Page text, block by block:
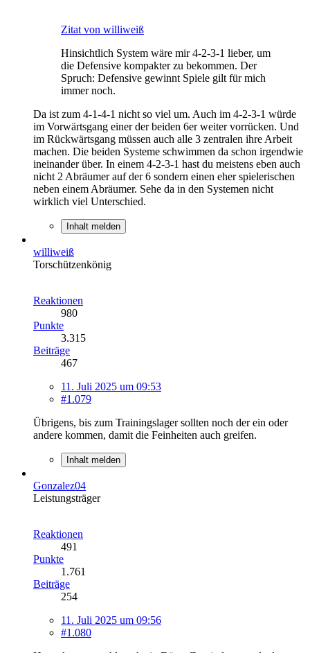
Zitat von williweiß
Hinsichtlich System wäre mir 4-2-3-1 lieber, um
die Defensive kompakter zu bekommen. Der
Spruch: Defensive gewinnt Spiele gilt für mich
immer noch.
Da ist zum 4-1-4-1 nicht so viel um. Auch im 4-2-3-1 würde
im Vorwärtsgang einer der beiden 6er weiter vorrücken. Und
im Rückwärtsgang müssen auch alle 3 zentralen ihre Arbeit
machen. Die beiden Systeme schwimmen da schon irgendwie
ineinander über. In einem 4-2-3-1 hast du meistens eben auch
nicht 2 Abräumer auf der 6 sondern einen eher spielerischen
neben einem Abräumer. Sehe da in den Systemen nicht
wirklich viel Unterschied.
Inhalt melden
williweiß
Torschützenkönig
Reaktionen
980
Punkte
3.315
Beiträge
467
11. Juli 2025 um 09:53
#1.079
Übrigens, bis zum Trainingslager sollten noch der ein oder
andere kommen, damit die Feinheiten auch greifen.
Inhalt melden
Gonzalez04
Leistungsträger
Reaktionen
491
Punkte
1.761
Beiträge
254
11. Juli 2025 um 09:56
#1.080